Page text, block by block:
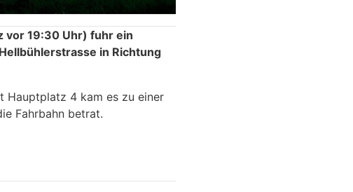
vor 19:30 Uhr) fuhr ein
in Richtung
Hauptplatz 4 kam es zu einer
Fahrbahn betrat.